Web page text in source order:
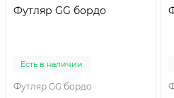
Футляр GG бордо
Есть в наличии
Футляр GG бордо